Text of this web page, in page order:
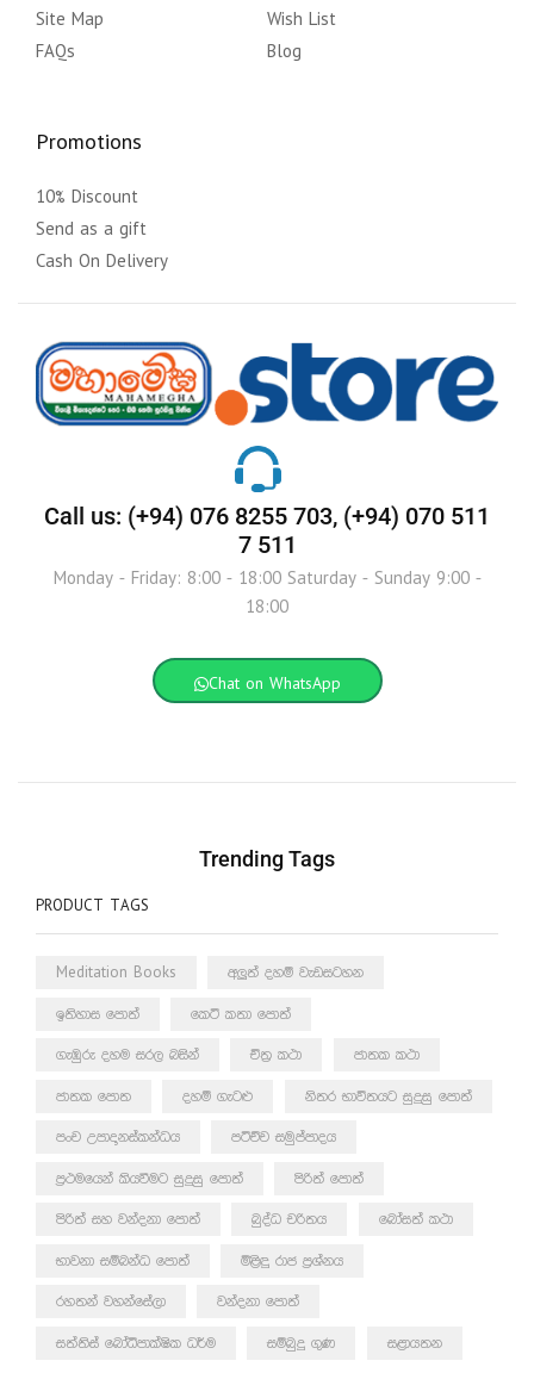
Site Map
FAQs
Wish List
Blog
Promotions
10% Discount
Send as a gift
Cash On Delivery
Call us: (+94) 076 8255 703, (+94) 070 511
7 511
Monday - Friday: 8:00 - 18:00 Saturday - Sunday 9:00 -
18:00
Chat on WhatsApp
Trending Tags
PRODUCT TAGS
Meditation Books අලුත් දහම් වැඩසටහන
ඉතිහාස පොත් කෙටි කතා පොත්
ගැඹුරු දහම සරල බසින් චිත්‍ර කථා ජාතක කථා
ජාතක පොත දහම් ගැටළු නිතර භාවිතයට සුදුසු පොත්
පංච උපාදානස්කන්ධය පටිච්ච සමුප්පාදය
ප්‍රථමයෙන් කියවීමට සුදුසු පොත් පිරිත් පොත්
පිරිත් සහ වන්දනා පොත් බුද්ධ චරිතය බෝසත් කථා
භාවනා සම්බන්ධ පොත් මිළිඳු රාජ ප්‍රශ්නය
රහතන් වහන්සේලා වන්දනා පොත්
සත්තිස් බෝධිපාක්ෂික ධර්ම සම්බුදු ගුණ සළායතන